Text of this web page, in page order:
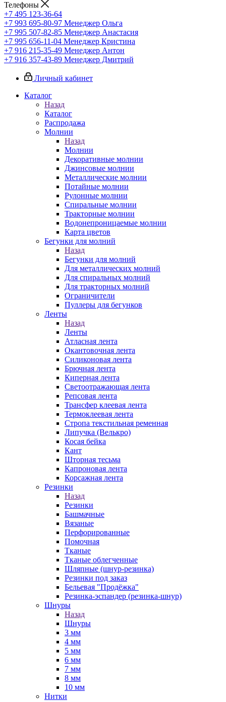
Телефоны
+7 495 123-36-64
+7 993 695-80-97 Менеджер Ольга
+7 995 507-82-85 Менеджер Анастасия
+7 995 656-11-04 Менеджер Кристина
+7 916 215-35-49 Менеджер Антон
+7 916 357-43-89 Менеджер Дмитрий
Личный кабинет
Каталог
Назад
Каталог
Распродажа
Молнии
Назад
Молнии
Декоративные молнии
Джинсовые молнии
Металлические молнии
Потайные молнии
Рулонные молнии
Спиральные молнии
Тракторные молнии
Водонепроницаемые молнии
Карта цветов
Бегунки для молний
Назад
Бегунки для молний
Для металлических молний
Для спиральных молний
Для тракторных молний
Ограничители
Пуллеры для бегунков
Ленты
Назад
Ленты
Атласная лента
Окантовочная лента
Силиконовая лента
Брючная лента
Киперная лента
Светоотражающая лента
Репсовая лента
Трансфер клеевая лента
Термоклеевая лента
Стропа текстильная ременная
Липучка (Велькро)
Косая бейка
Кант
Шторная тесьма
Капроновая лента
Корсажная лента
Резинки
Назад
Резинки
Башмачные
Вязаные
Перфорированные
Помочная
Тканые
Тканые облегченные
Шляпные (шнур-резинка)
Резинки под заказ
Бельевая "Продёжка"
Резинка-эспандер (резинка-шнур)
Шнуры
Назад
Шнуры
3 мм
4 мм
5 мм
6 мм
7 мм
8 мм
10 мм
Нитки